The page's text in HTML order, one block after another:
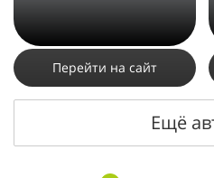
Перейти на сайт
Ещё